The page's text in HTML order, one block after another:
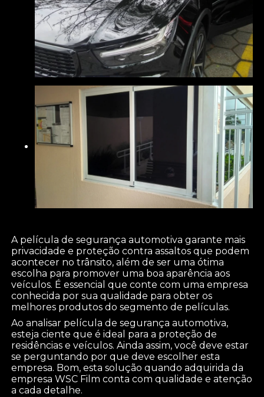
A película de segurança automotiva garante mais
privacidade e proteção contra assaltos que podem
acontecer no trânsito, além de ser uma ótima
escolha para promover uma boa aparência aos
veículos. É essencial que conte com uma empresa
conhecida por sua qualidade para obter os
melhores produtos do segmento de películas.
Ao analisar película de segurança automotiva,
esteja ciente que é ideal para a proteção de
residências e veículos. Ainda assim, você deve estar
se perguntando por que deve escolher esta
empresa. Bom, esta solução quando adquirida da
empresa WSC Film conta com qualidade e atenção
a cada detalhe.